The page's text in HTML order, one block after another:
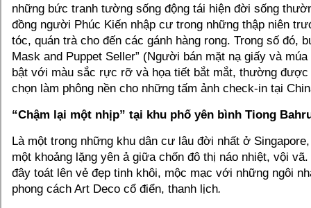
những bức tranh tường sống động tái hiện đời sống
đồng người Phúc Kiến nhập cư trong những thập niên
tóc, quán trà cho đến các gánh hàng rong. Trong số đó,
Mask and Puppet Seller” (Người bán mặt nạ giấy và
bật với màu sắc rực rỡ và họa tiết bắt mắt, thường được
chọn làm phông nền cho những tấm ảnh check-in tại
“Chậm lại một nhịp” tại khu phố yên bình Tiong
Là một trong những khu dân cư lâu đời nhất ở
một khoảng lặng yên ả giữa chốn đô thị náo nhiệt, vội
đây toát lên vẻ đẹp tinh khôi, mộc mạc với những ngôi
phong cách Art Deco cổ điển, thanh lịch.